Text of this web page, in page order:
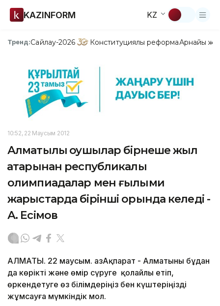
KAZINFORM KZ
Тренд:Сайлау-2026 Конституциялық реформаАрнайы
10:52, 22 Маусым 2012
Алматылық оқушылар бірнеше жыл
қатарынан республикалық
олимпиадалар мен ғылыми
жарыстарда бірінші орында келеді -
А. Есімов
АЛМАТЫ. 22 маусым. ҚазАқпарат - Алматыны бұдан
да көрікті және өмір сүруге қолайлы етіп,
өркендетуге өз білімдеріңіз бен күштеріңізді
жұмсауға мүмкіндік мол.